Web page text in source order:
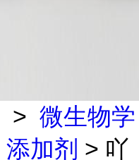
> 微生物学
添加剂 > 吖